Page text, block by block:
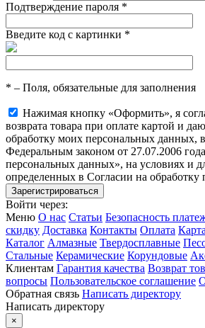
Подтверждение пароля *
Введите код с картинки *
* – Поля, обязательные для заполнения
Нажимая кнопку «Оформить», я
возврата товара при оплате картой и
обработку моих персональных данных,
Федеральным законом от 27.07.2006
персональных данных», на условиях и
определенных в Согласии на
Войти через:
Меню О нас Статьи Безопасность
скидку Доставка Контакты Оплата
Каталог Алмазные Твердосплавные
Стальные Керамические Корундовые
Клиентам Гарантия качества Возврат
вопросы Пользовательское соглашение
Обратная связь Написать директору
Написать директору
×